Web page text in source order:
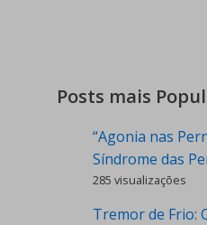
Posts mais
“Agonia nas
Síndrome das
285 visualizações
Tremor de Frio: